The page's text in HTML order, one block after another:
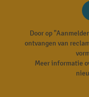
Door op
ontvangen van
Meer informatie